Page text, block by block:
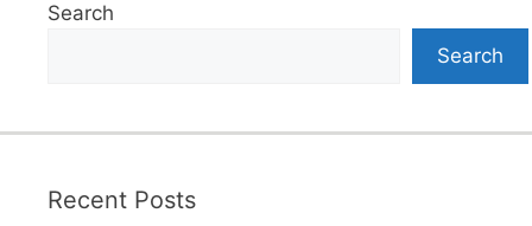
Search
Search
Recent Posts